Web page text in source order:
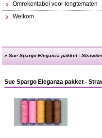
Omrekentabel voor lengtematen
Welkom
»Sue Spargo Eleganza pakket -
Sue Spargo Eleganza pakket -